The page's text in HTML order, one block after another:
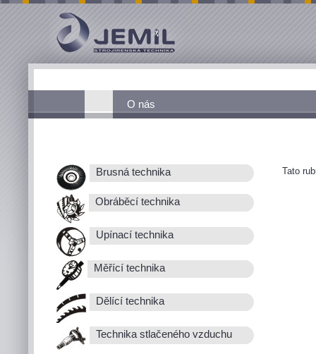
O nás
Brusná technika
Obráběcí technika
Upínací technika
Měřící technika
Dělící technika
Technika stlačeného vzduchu
Tato